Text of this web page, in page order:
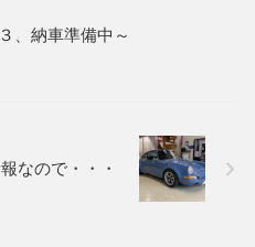
、納車準備中～
なので・・・